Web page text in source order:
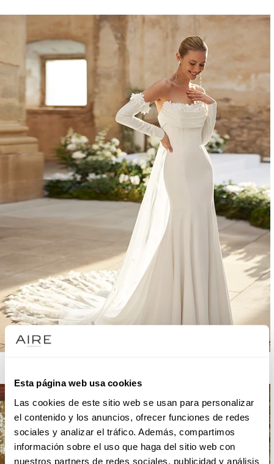
Esta página web usa cookies
Las cookies de este sitio web se usan para personalizar
el contenido y los anuncios, ofrecer funciones de redes
sociales y analizar el tráfico. Además, compartimos
información sobre el uso que haga del sitio web con
nuestros partners de redes sociales, publicidad y análisis